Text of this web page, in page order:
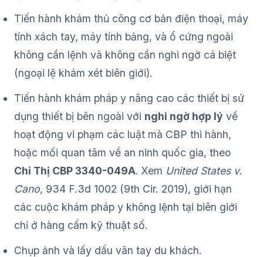
Tiến hành khám thủ công cơ bản điện thoại, máy
tính xách tay, máy tính bảng, và ổ cứng ngoài
không cần lệnh và không cần nghi ngờ cá biệt
(ngoại lệ khám xét biên giới).
Tiến hành khám pháp y nâng cao các thiết bị sử
dụng thiết bị bên ngoài với nghi ngờ hợp lý về
hoạt động vi phạm các luật mà CBP thi hành,
hoặc mối quan tâm về an ninh quốc gia, theo
Chỉ Thị CBP 3340-049A. Xem United States v.
Cano, 934 F.3d 1002 (9th Cir. 2019), giới hạn
các cuộc khám pháp y không lệnh tại biên giới
chỉ ở hàng cấm kỹ thuật số.
Chụp ảnh và lấy dấu vân tay du khách.